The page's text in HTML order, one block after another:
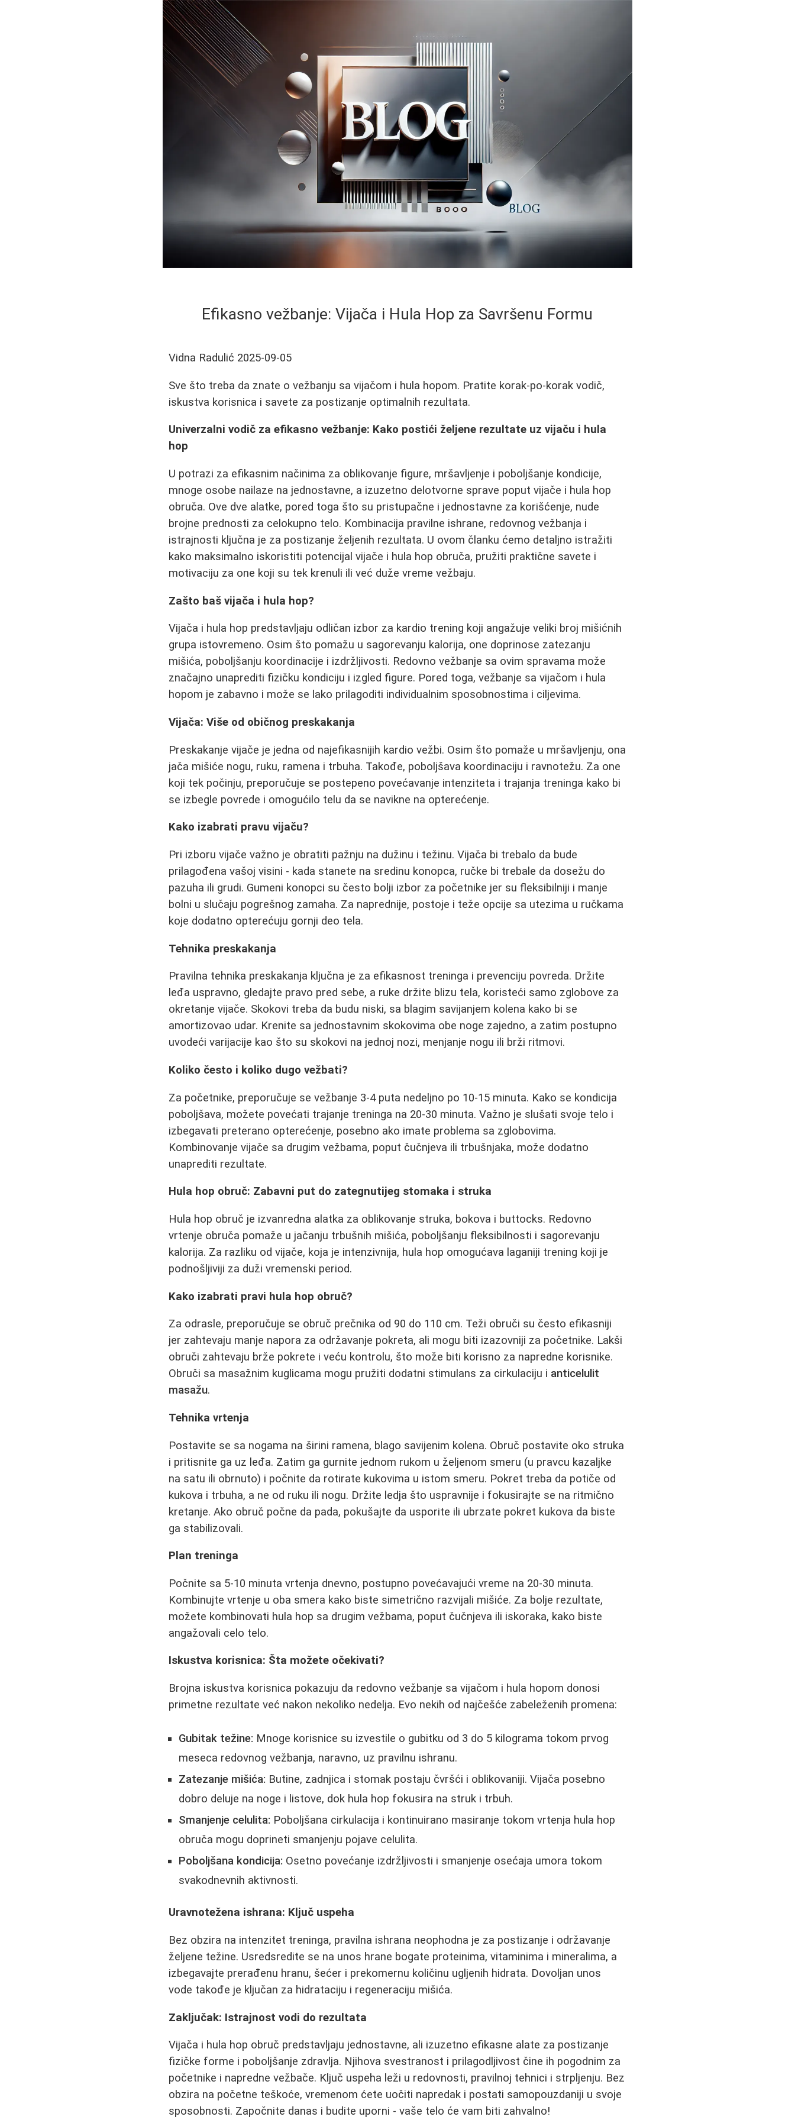
Efikasno vežbanje: Vijača i Hula Hop za Savršenu Formu
Vidna Radulić 2025-09-05
Sve što treba da znate o vežbanju sa vijačom i hula hopom. Pratite korak-po-korak vodič,
iskustva korisnica i savete za postizanje optimalnih rezultata.
Univerzalni vodič za efikasno vežbanje: Kako postići željene rezultate uz vijaču i hula
hop
U potrazi za efikasnim načinima za oblikovanje figure, mršavljenje i poboljšanje kondicije,
mnoge osobe nailaze na jednostavne, a izuzetno delotvorne sprave poput vijače i hula hop
obruča. Ove dve alatke, pored toga što su pristupačne i jednostavne za korišćenje, nude
brojne prednosti za celokupno telo. Kombinacija pravilne ishrane, redovnog vežbanja i
istrajnosti ključna je za postizanje željenih rezultata. U ovom članku ćemo detaljno istražiti
kako maksimalno iskoristiti potencijal vijače i hula hop obruča, pružiti praktične savete i
motivaciju za one koji su tek krenuli ili već duže vreme vežbaju.
Zašto baš vijača i hula hop?
Vijača i hula hop predstavljaju odličan izbor za kardio trening koji angažuje veliki broj mišićnih
grupa istovremeno. Osim što pomažu u sagorevanju kalorija, one doprinose zatezanju
mišića, poboljšanju koordinacije i izdržljivosti. Redovno vežbanje sa ovim spravama može
značajno unaprediti fizičku kondiciju i izgled figure. Pored toga, vežbanje sa vijačom i hula
hopom je zabavno i može se lako prilagoditi individualnim sposobnostima i ciljevima.
Vijača: Više od običnog preskakanja
Preskakanje vijače je jedna od najefikasnijih kardio vežbi. Osim što pomaže u mršavljenju, ona
jača mišiće nogu, ruku, ramena i trbuha. Takođe, poboljšava koordinaciju i ravnotežu. Za one
koji tek počinju, preporučuje se postepeno povećavanje intenziteta i trajanja treninga kako bi
se izbegle povrede i omogućilo telu da se navikne na opterećenje.
Kako izabrati pravu vijaču?
Pri izboru vijače važno je obratiti pažnju na dužinu i težinu. Vijača bi trebalo da bude
prilagođena vašoj visini - kada stanete na sredinu konopca, ručke bi trebale da dosežu do
pazuha ili grudi. Gumeni konopci su često bolji izbor za početnike jer su fleksibilniji i manje
bolni u slučaju pogrešnog zamaha. Za naprednije, postoje i teže opcije sa utezima u ručkama
koje dodatno opterećuju gornji deo tela.
Tehnika preskakanja
Pravilna tehnika preskakanja ključna je za efikasnost treninga i prevenciju povreda. Držite
leđa uspravno, gledajte pravo pred sebe, a ruke držite blizu tela, koristeći samo zglobove za
okretanje vijače. Skokovi treba da budu niski, sa blagim savijanjem kolena kako bi se
amortizovao udar. Krenite sa jednostavnim skokovima obe noge zajedno, a zatim postupno
uvodeći varijacije kao što su skokovi na jednoj nozi, menjanje nogu ili brži ritmovi.
Koliko često i koliko dugo vežbati?
Za početnike, preporučuje se vežbanje 3-4 puta nedeljno po 10-15 minuta. Kako se kondicija
poboljšava, možete povećati trajanje treninga na 20-30 minuta. Važno je slušati svoje telo i
izbegavati preterano opterećenje, posebno ako imate problema sa zglobovima.
Kombinovanje vijače sa drugim vežbama, poput čučnjeva ili trbušnjaka, može dodatno
unaprediti rezultate.
Hula hop obruč: Zabavni put do zategnutijeg stomaka i struka
Hula hop obruč je izvanredna alatka za oblikovanje struka, bokova i buttocks. Redovno
vrtenje obruča pomaže u jačanju trbušnih mišića, poboljšanju fleksibilnosti i sagorevanju
kalorija. Za razliku od vijače, koja je intenzivnija, hula hop omogućava laganiji trening koji je
podnošljiviji za duži vremenski period.
Kako izabrati pravi hula hop obruč?
Za odrasle, preporučuje se obruč prečnika od 90 do 110 cm. Teži obruči su često efikasniji
jer zahtevaju manje napora za održavanje pokreta, ali mogu biti izazovniji za početnike. Lakši
obruči zahtevaju brže pokrete i veću kontrolu, što može biti korisno za napredne korisnike.
Obruči sa masažnim kuglicama mogu pružiti dodatni stimulans za cirkulaciju i anticelulit
masažu.
Tehnika vrtenja
Postavite se sa nogama na širini ramena, blago savijenim kolena. Obruč postavite oko struka
i pritisnite ga uz leđa. Zatim ga gurnite jednom rukom u željenom smeru (u pravcu kazaljke
na satu ili obrnuto) i počnite da rotirate kukovima u istom smeru. Pokret treba da potiče od
kukova i trbuha, a ne od ruku ili nogu. Držite ledja što uspravnije i fokusirajte se na ritmično
kretanje. Ako obruč počne da pada, pokušajte da usporite ili ubrzate pokret kukova da biste
ga stabilizovali.
Plan treninga
Počnite sa 5-10 minuta vrtenja dnevno, postupno povećavajući vreme na 20-30 minuta.
Kombinujte vrtenje u oba smera kako biste simetrično razvijali mišiće. Za bolje rezultate,
možete kombinovati hula hop sa drugim vežbama, poput čučnjeva ili iskoraka, kako biste
angažovali celo telo.
Iskustva korisnica: Šta možete očekivati?
Brojna iskustva korisnica pokazuju da redovno vežbanje sa vijačom i hula hopom donosi
primetne rezultate već nakon nekoliko nedelja. Evo nekih od najčešće zabeleženih promena:
Gubitak težine: Mnoge korisnice su izvestile o gubitku od 3 do 5 kilograma tokom prvog
meseca redovnog vežbanja, naravno, uz pravilnu ishranu.
Zatezanje mišića: Butine, zadnjica i stomak postaju čvršći i oblikovaniji. Vijača posebno
dobro deluje na noge i listove, dok hula hop fokusira na struk i trbuh.
Smanjenje celulita: Poboljšana cirkulacija i kontinuirano masiranje tokom vrtenja hula hop
obruča mogu doprineti smanjenju pojave celulita.
Poboljšana kondicija: Osetno povećanje izdržljivosti i smanjenje osećaja umora tokom
svakodnevnih aktivnosti.
Uravnotežena ishrana: Ključ uspeha
Bez obzira na intenzitet treninga, pravilna ishrana neophodna je za postizanje i održavanje
željene težine. Usredsredite se na unos hrane bogate proteinima, vitaminima i mineralima, a
izbegavajte prerađenu hranu, šećer i prekomernu količinu ugljenih hidrata. Dovoljan unos
vode takođe je ključan za hidrataciju i regeneraciju mišića.
Zaključak: Istrajnost vodi do rezultata
Vijača i hula hop obruč predstavljaju jednostavne, ali izuzetno efikasne alate za postizanje
fizičke forme i poboljšanje zdravlja. Njihova svestranost i prilagodljivost čine ih pogodnim za
početnike i napredne vežbače. Ključ uspeha leži u redovnosti, pravilnoj tehnici i strpljenju. Bez
obzira na početne teškoće, vremenom ćete uočiti napredak i postati samopouzdaniji u svoje
sposobnosti. Započnite danas i budite uporni - vaše telo će vam biti zahvalno!